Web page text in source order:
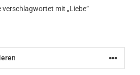
mit „Liebe“